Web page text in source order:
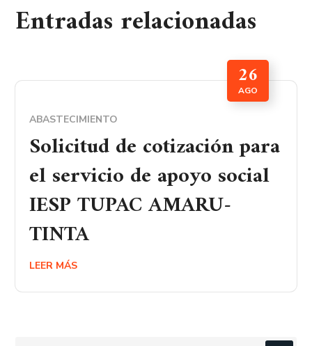
Entradas relacionadas
26
AGO
ABASTECIMIENTO
Solicitud de cotización para
el servicio de apoyo social
IESP TUPAC AMARU-
TINTA
LEER MÁS